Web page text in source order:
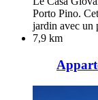
Porto Pino.
jardin avec un
7,9 km